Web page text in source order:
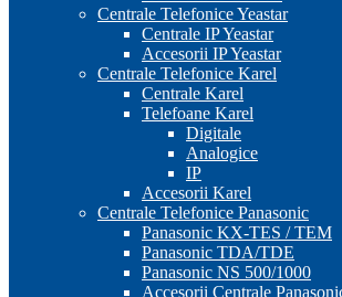
Centrale Telefonice Yeastar
Centrale IP Yeastar
Accesorii IP Yeastar
Centrale Telefonice Karel
Centrale Karel
Telefoane Karel
Digitale
Analogice
IP
Accesorii Karel
Centrale Telefonice Panasonic
Panasonic KX-TES / TEM
Panasonic TDA/TDE
Panasonic NS 500/1000
Accesorii Centrale